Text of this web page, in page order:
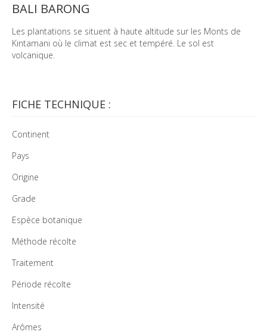
BALI BARONG
Les plantations se situent à haute altitude sur les Monts de
Kintamani où le climat est sec et tempéré. Le sol est
volcanique.
FICHE TECHNIQUE :
Continent
Pays
Origine
Grade
Espèce botanique
Méthode récolte
Traitement
Période récolte
Intensité
Arômes